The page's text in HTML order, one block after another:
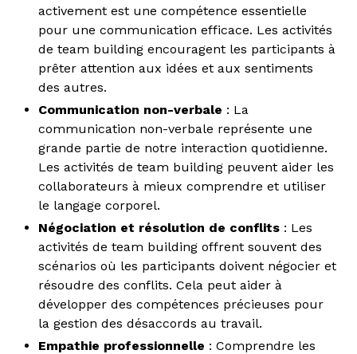
activement est une compétence essentielle
pour une communication efficace. Les activités
de team building encouragent les participants à
prêter attention aux idées et aux sentiments
des autres.
Communication non-verbale : La
communication non-verbale représente une
grande partie de notre interaction quotidienne.
Les activités de team building peuvent aider les
collaborateurs à mieux comprendre et utiliser
le langage corporel.
Négociation et résolution de conflits : Les
activités de team building offrent souvent des
scénarios où les participants doivent négocier et
résoudre des conflits. Cela peut aider à
développer des compétences précieuses pour
la gestion des désaccords au travail.
Empathie professionnelle : Comprendre les